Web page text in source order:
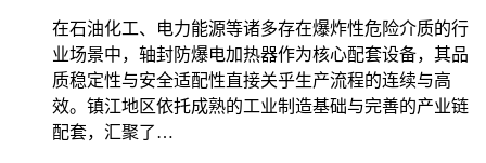
在石油化工、电力能源等诸多存在爆炸性危险介质的行
业场景中，轴封防爆电加热器作为核心配套设备，其品
质稳定性与安全适配性直接关乎生产流程的连续与高
效。镇江地区依托成熟的工业制造基础与完善的产业链
配套，汇聚了…